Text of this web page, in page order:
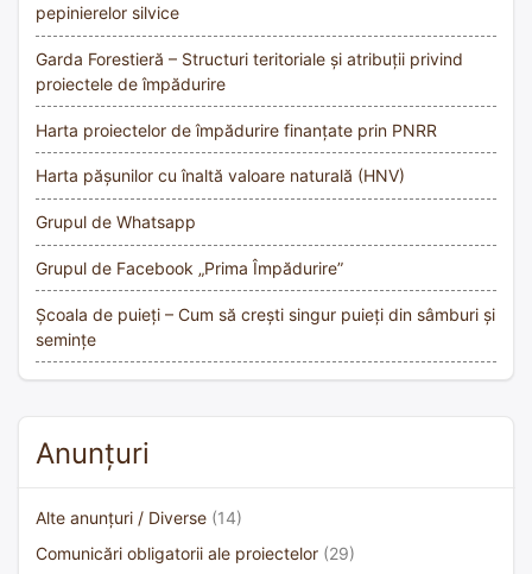
pepinierelor silvice
Garda Forestieră – Structuri teritoriale și atribuții privind
proiectele de împădurire
Harta proiectelor de împădurire finanțate prin PNRR
Harta pășunilor cu înaltă valoare naturală (HNV)
Grupul de Whatsapp
Grupul de Facebook „Prima Împădurire”
Școala de puieți – Cum să crești singur puieți din sâmburi și
semințe
Anunțuri
Alte anunțuri / Diverse (14)
Comunicări obligatorii ale proiectelor (29)